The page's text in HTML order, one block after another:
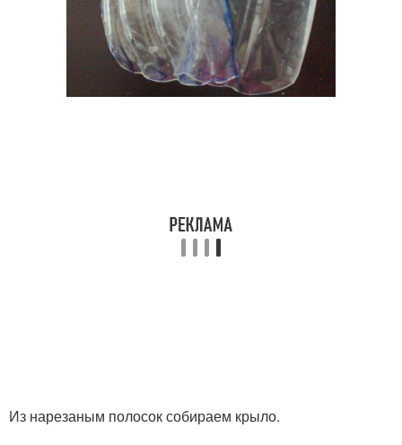
Из нарезаным полосок собираем крыло.